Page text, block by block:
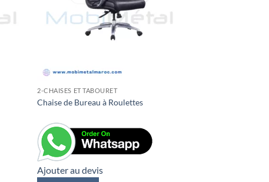
2-CHAISES ET TABOURET
Chaise de Bureau à Roulettes
Ajouter au devis